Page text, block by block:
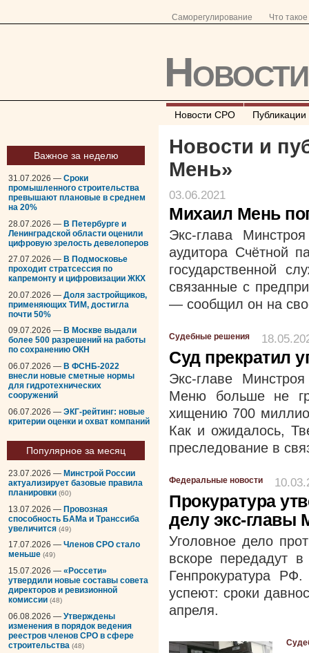
Саморегулирование Что
Новости СРО Публикации
Важное за неделю
31.07.2026 — Сроки
промышленного строительства
превышают плановые в среднем
на 20%
28.07.2026 — В Петербурге и
Ленинградской области оценили
цифровую зрелость девелоперов
27.07.2026 — В Подмосковье
проходит стратсессия по
капремонту и цифровизации ЖКХ
20.07.2026 — Доля застройщиков,
применяющих ТИМ, достигла
почти 50%
09.07.2026 — В Москве выдали
более 500 разрешений на работы
по сохранению ОКН
06.07.2026 — В ФСНБ-2022
внесли новые сметные нормы
для гидротехнических
сооружений
06.07.2026 — ЭКГ-рейтинг: новые
критерии оценки и охват компаний
Популярное за месяц
23.07.2026 — Минстрой России
актуализирует базовые правила
планировки (60)
13.07.2026 — Провозная
способность БАМа и Транссиба
увеличится (49)
17.07.2026 — Членов СРО стало
меньше (49)
15.07.2026 — «Россети»
утвердили новые составы совета
директоров и ревизионной
комиссии (48)
06.08.2026 — Утверждены
изменения в порядок ведения
реестров членов СРО в сфере
строительства (48)
Новости и
Мень»
03.06.2021
Михаил Мень
Экс-глава
аудитора Счётной
государственной
связанные с
— сообщил он на
Судебные решения
Суд прекратил
Экс-главе
Меню больше не
хищению 700
Как и ожидалось,
преследование в
Федеральные новости
Прокуратура
делу экс-главы
Уголовное дело
вскоре передадут
Генпрокуратура
успеют: сроки
апреля.